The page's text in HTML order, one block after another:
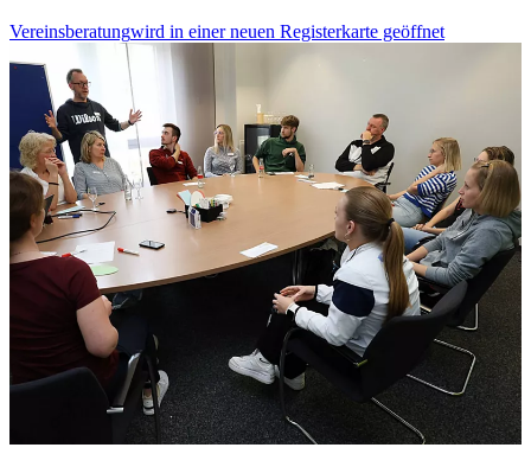
Vereinsberatungwird in einer neuen Registerkarte geöffnet